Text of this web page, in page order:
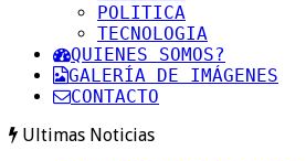
POLITICA
TECNOLOGIA
QUIENES SOMOS?
GALERÍA DE IMÁGENES
CONTACTO
Ultimas Noticias